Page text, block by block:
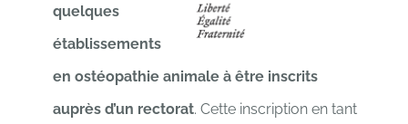
quelques
établissements
en ostéopathie animale à être inscrits
auprès d’un rectorat. Cette inscription en tant